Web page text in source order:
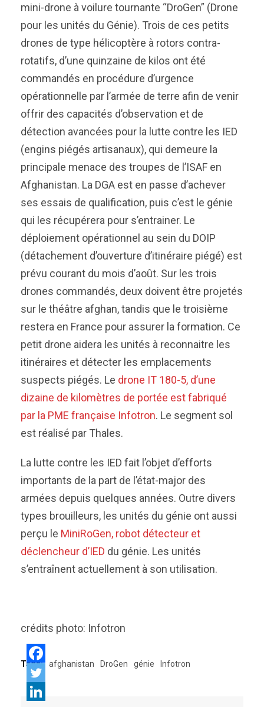
mini-drone à voilure tournante “DroGen” (Drone
pour les unités du Génie). Trois de ces petits
drones de type hélicoptère à rotors contra-
rotatifs, d’une quinzaine de kilos ont été
commandés en procédure d’urgence
opérationnelle par l’armée de terre afin de venir
offrir des capacités d’observation et de
détection avancées pour la lutte contre les IED
(engins piégés artisanaux), qui demeure la
principale menace des troupes de l’ISAF en
Afghanistan. La DGA est en passe d’achever
ses essais de qualification, puis c’est le génie
qui les récupérera pour s’entrainer. Le
déploiement opérationnel au sein du DOIP
(détachement d’ouverture d’itinéraire piégé) est
prévu courant du mois d’août. Sur les trois
drones commandés, deux doivent être projetés
sur le théâtre afghan, tandis que le troisième
restera en France pour assurer la formation. Ce
petit drone aidera les unités à reconnaitre les
itinéraires et détecter les emplacements
suspects piégés. Le drone IT 180-5, d’une
dizaine de kilomètres de portée est fabriqué
par la PME française Infotron. Le segment sol
est réalisé par Thales.
La lutte contre les IED fait l’objet d’efforts
importants de la part de l’état-major des
armées depuis quelques années. Outre divers
types brouilleurs, les unités du génie ont aussi
perçu le MiniRoGen, robot détecteur et
déclencheur d’IED du génie. Les unités
s’entraînent actuellement à son utilisation.
crédits photo: Infotron
Tags: afghanistan DroGen génie Infotron